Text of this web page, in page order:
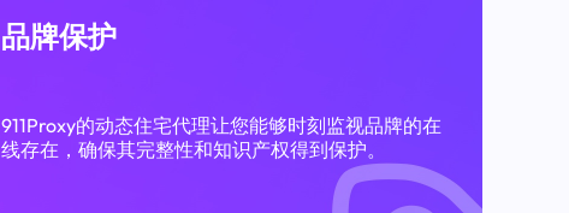
品牌保护
911Proxy的动态住宅代理让您能够时刻监视品牌的在
线存在，确保其完整性和知识产权得到保护。